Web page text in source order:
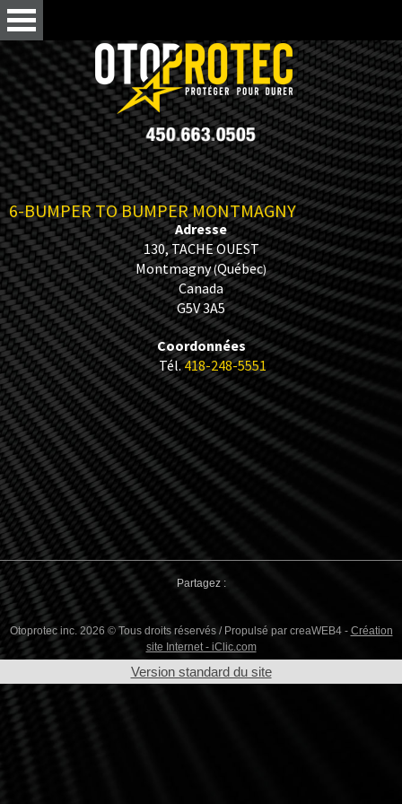
6-BUMPER TO BUMPER MONTMAGNY
Adresse
130, TACHE OUEST
Montmagny(Québec)
Canada
G5V 3A5
Coordonnées
Tél.418-248-5551
Partagez :
Otoprotec inc. 2026 © Tous droits réservés / Propulsé par creaWEB4 - Création
site Internet - iClic.com
Version standard du site